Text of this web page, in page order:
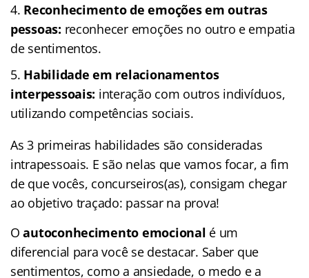
Reconhecimento de emoções em outras
pessoas: reconhecer emoções no outro e empatia
de sentimentos.
Habilidade em relacionamentos
interpessoais: interação com outros indivíduos,
utilizando competências sociais.
As 3 primeiras habilidades são consideradas
intrapessoais. E são nelas que vamos focar, a fim
de que vocês, concurseiros(as), consigam chegar
ao objetivo traçado: passar na prova!
Oautoconhecimento emocional é um
diferencial para você se destacar. Saber que
sentimentos, como a ansiedade, o medo e a